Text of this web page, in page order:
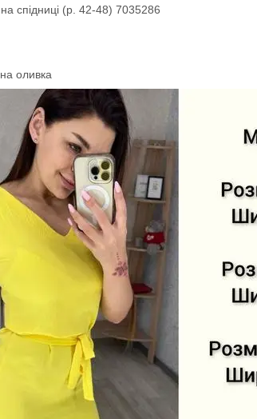
на спідниці (р. 42-48) 7035286
оливка